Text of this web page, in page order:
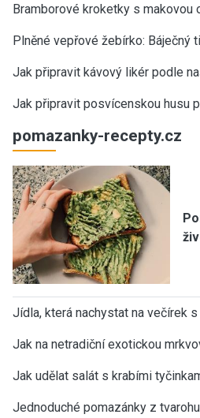
Bramborové kroketky s makovou
Plněné vepřové žebírko: Báječný
Jak připravit kávový likér podle
Jak připravit posvícenskou husu
pomazanky-recepty.cz
Jídla, která nachystat na večírek
Jak na netradiční exotickou
Jak udělat salát s krabími
Jednoduché pomazánky z